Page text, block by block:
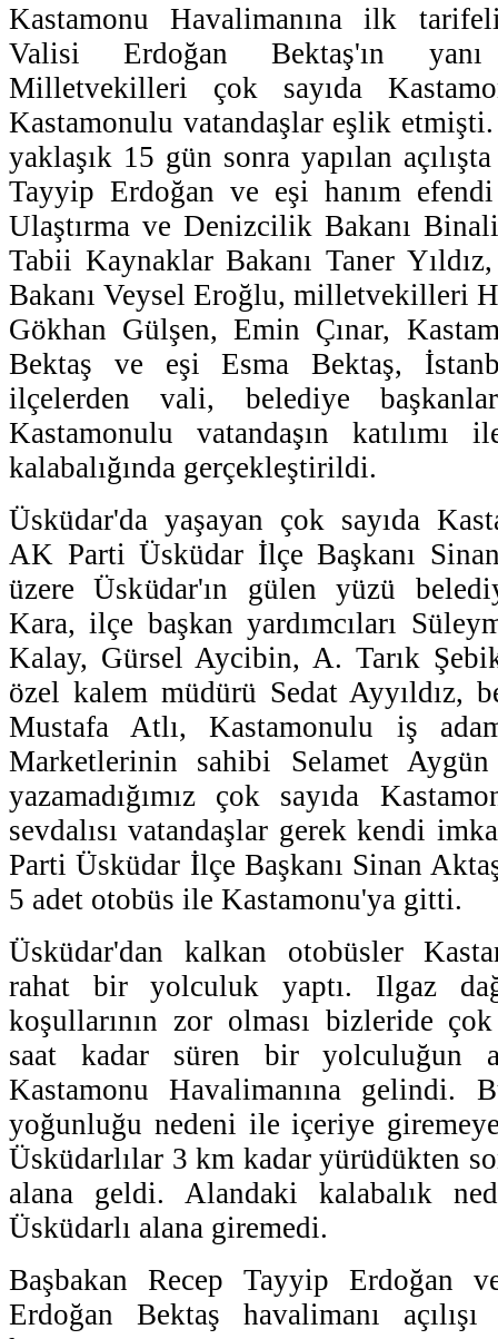
Kastamonu Havalimanına ilk
Valisi Erdoğan Bektaş'ın
Milletvekilleri çok sayıda
Kastamonulu vatandaşlar eşlik
yaklaşık 15 gün sonra yapılan
Tayyip Erdoğan ve eşi hanım
Ulaştırma ve Denizcilik Bakanı
Tabii Kaynaklar Bakanı Taner
Bakanı Veysel Eroğlu, milletvekilleri
Gökhan Gülşen, Emin Çınar,
Bektaş ve eşi Esma Bektaş,
ilçelerden vali, belediye
Kastamonulu vatandaşın
kalabalığında gerçekleştirildi.
Üsküdar'da yaşayan çok sayıda
AK Parti Üsküdar İlçe Başkanı
üzere Üsküdar'ın gülen yüzü
Kara, ilçe başkan yardımcıları
Kalay, Gürsel Aycibin, A. Tarık
özel kalem müdürü Sedat Ayyıldız,
Mustafa Atlı, Kastamonulu iş
Marketlerinin sahibi Selamet
yazamadığımız çok sayıda
sevdalısı vatandaşlar gerek kendi
Parti Üsküdar İlçe Başkanı Sinan
5 adet otobüs ile Kastamonu'ya gitti.
Üsküdar'dan kalkan otobüsler
rahat bir yolculuk yaptı. Ilgaz
koşullarının zor olması bizleride
saat kadar süren bir yolculuğun
Kastamonu Havalimanına gelindi.
yoğunluğu nedeni ile içeriye
Üsküdarlılar 3 km kadar yürüdükten
alana geldi. Alandaki kalabalık
Üsküdarlı alana giremedi.
Başbakan Recep Tayyip Erdoğan
Erdoğan Bektaş havalimanı